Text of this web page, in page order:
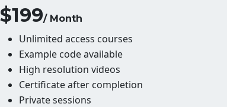
$199/ Month
Unlimited access courses
Example code available
High resolution videos
Certificate after completion
Private sessions